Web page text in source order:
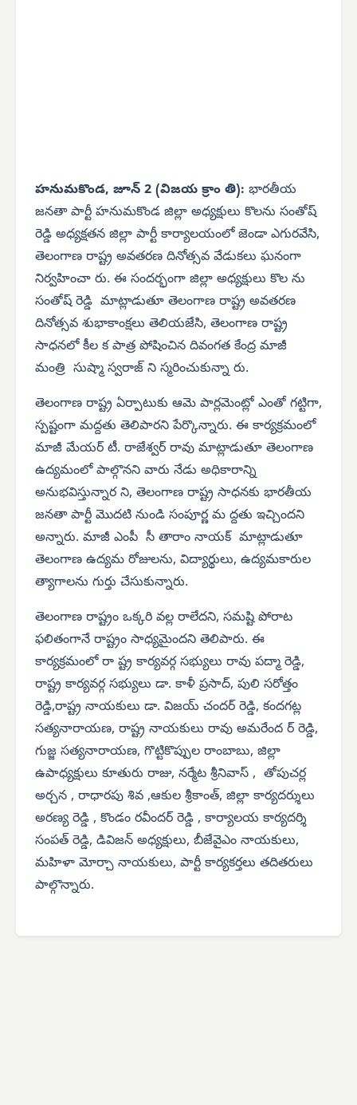
హనుమకొండ, జూన్ 2 (విజయ క్రాం తి): భారతీయ
జనతా పార్టీ హనుమకొండ జిల్లా అధ్యక్షులు కొలను సంతోష్
రెడ్డి అధ్యక్షతన జిల్లా పార్టీ కార్యాలయంలో జెండా ఎగురవేసి,
తెలంగాణ రాష్ట్ర అవతరణ దినోత్సవ వేడుకలు ఘనంగా
నిర్వహించా రు. ఈ సందర్భంగా జిల్లా అధ్యక్షులు కొల ను
సంతోష్ రెడ్డి మాట్లాడుతూ తెలంగాణ రాష్ట్ర అవతరణ
దినోత్సవ శుభాకాంక్షలు తెలియజేసి, తెలంగాణ రాష్ట్ర
సాధనలో కీల క పాత్ర పోషించిన దివంగత కేంద్ర మాజీ
మంత్రి సుష్మా స్వరాజ్ ని స్మరించుకున్నా రు.
తెలంగాణ రాష్ట్ర ఏర్పాటుకు ఆమె పార్లమెంట్లో ఎంతో గట్టిగా,
స్పష్టంగా మద్దతు తెలిపారని పేర్కొన్నారు. ఈ కార్యక్రమంలో
మాజీ మేయర్ టీ. రాజేశ్వర్ రావు మాట్లాడుతూ తెలంగాణ
ఉద్యమంలో పాల్గొనని వారు నేడు అధికారాన్ని
అనుభవిస్తున్నార ని, తెలంగాణ రాష్ట్ర సాధనకు భారతీయ
జనతా పార్టీ మొదటి నుండి సంపూర్ణ మ ద్దతు ఇచ్చిందని
అన్నారు. మాజీ ఎంపీ సీ తారాం నాయక్ మాట్లాడుతూ
తెలంగాణ ఉద్యమ రోజులను, విద్యార్థులు, ఉద్యమకారుల
త్యాగాలను గుర్తు చేసుకున్నారు.
తెలంగాణ రాష్ట్రం ఒక్కరి వల్ల రాలేదని, సమష్టి పోరాట
ఫలితంగానే రాష్ట్రం సాధ్యమైందని తెలిపారు. ఈ
కార్యక్రమంలో రా ష్ట్ర కార్యవర్గ సభ్యులు రావు పద్మా రెడ్డి,
రాష్ట్ర కార్యవర్గ సభ్యులు డా. కాళీ ప్రసాద్, పులి సరోత్తం
రెడ్డి,రాష్ట్ర నాయకులు డా. విజయ్ చందర్ రెడ్డి, కందగట్ల
సత్యనారాయణ, రాష్ట్ర నాయకులు రావు అమరేంద ర్ రెడ్డి,
గుజ్జ సత్యనారాయణ, గొట్టికొప్పుల రాంబాబు, జిల్లా
ఉపాధ్యక్షులు కూతురు రాజు, నర్మేట శ్రీనివాస్ , తోపుచర్ల
అర్చన , రాధారపు శివ ,ఆకుల శ్రీకాంత్, జిల్లా కార్యదర్శులు
అరణ్య రెడ్డి , కొండం రవీందర్ రెడ్డి , కార్యాలయ కార్యదర్శి
సంపత్ రెడ్డి, డివిజన్ అధ్యక్షులు, బీజేవైఎం నాయకులు,
మహిళా మోర్చా నాయకులు, పార్టీ కార్యకర్తలు తదితరులు
పాల్గొన్నారు.